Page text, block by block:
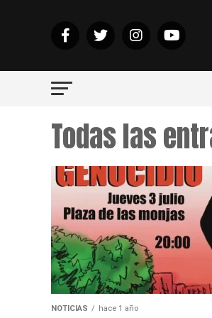
Todas las
NOTICIAS hace 1 año